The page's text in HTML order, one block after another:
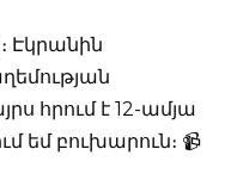
Էկրանին
հրում է 12-ամյա
եմ բուխարուն։ 📹